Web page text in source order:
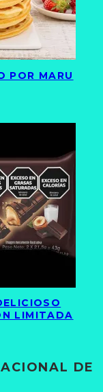
POR MARU
LIMITADA
DE